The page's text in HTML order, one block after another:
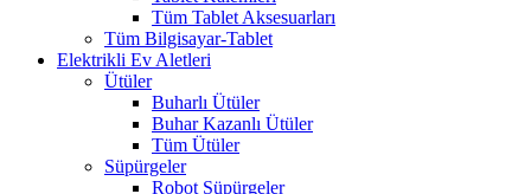
Tüm Tablet Aksesuarları
Tüm Bilgisayar-Tablet
Elektrikli Ev Aletleri
Ütüler
Buharlı Ütüler
Buhar Kazanlı Ütüler
Tüm Ütüler
Süpürgeler
Robot Süpürgeler